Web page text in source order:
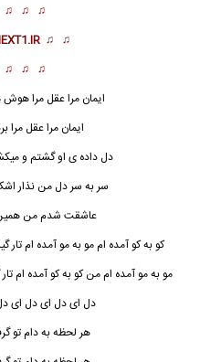
♫ ♫ ♫
♫ ♫
♫ ♫ ♫
ایمان مرا عقل مرا هوش
ایمان مرا عقل مرا
دل داده ی او گشتم و
سر به سر دل من نذار
عاشقت شدم من همین
کو به کو آمده ام مو به مو آمده ام
مو به مو آمده ام من کو به کو آمده ام
دل ای دل ای دل ای
هر لحظه به دام تو